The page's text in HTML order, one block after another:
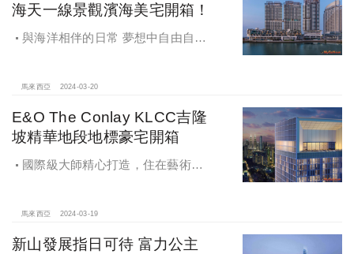
海天一線景觀濱海美宅開箱！
與海洋相伴的日常 夢想中自由自在
馬來西亞 2024-03-20
E&O The Conlay KLCC吉隆
坡精華地段地標豪宅開箱
國際級大師精心打造，住在藝術品
坡精華地段地標豪宅開箱
馬來西亞 2024-03-19
新山發展指日可待 富力公主